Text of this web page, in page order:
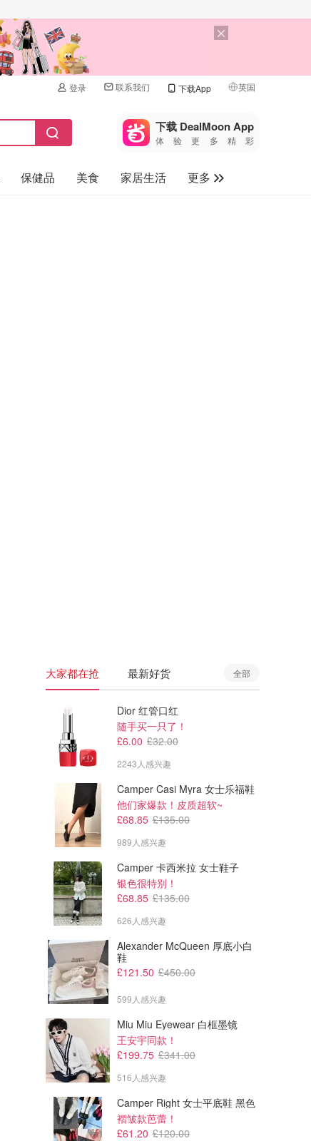
登录 联系我们 下载App 英国
🇺🇸
🇨🇳 中国
🇨🇦加拿大
下载 DealMoon App
体验更多精彩
保健品 美食 家居生活
更多
£45.00 £72.00
Meshki
大家都在抢 最新好货 全部
Dior 红管口红
随手买一只了！
£6.00 £32.00
2243人感兴趣
Camper Casi Myra 女士乐福鞋
他们家爆款！皮质超软~
£68.85 £135.00
989人感兴趣
Camper 卡西米拉 女士鞋子
银色很特别！
£68.85 £135.00
626人感兴趣
Alexander McQueen 厚底小白
鞋
£121.50 £450.00
599人感兴趣
Miu Miu Eyewear 白框墨镜
王安宇同款！
£199.75 £341.00
516人感兴趣
Camper Right 女士平底鞋 黑色
褶皱款芭蕾！
£61.20 £120.00